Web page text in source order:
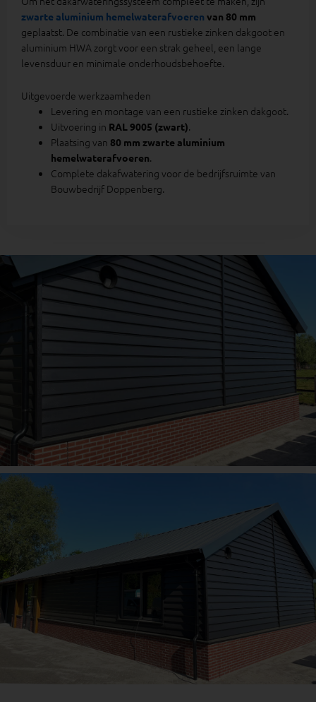
zwarte aluminium hemelwaterafvoeren van 80 mm
geplaatst. De combinatie van een rustieke zinken dakgoot en
aluminium HWA zorgt voor een strak geheel, een lange
levensduur en minimale onderhoudsbehoefte.
Uitgevoerde werkzaamheden
Levering en montage van een rustieke zinken dakgoot.
Uitvoering in RAL 9005 (zwart).
Plaatsing van 80 mm zwarte aluminium
hemelwaterafvoeren.
Complete dakafwatering voor de bedrijfsruimte van
Bouwbedrijf Doppenberg.